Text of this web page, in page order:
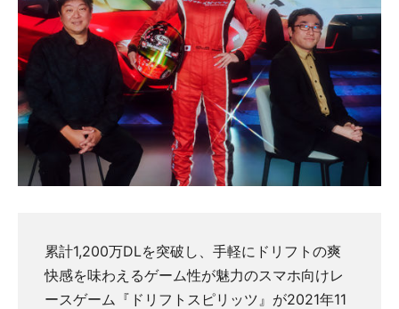
累計1,200万DLを突破し、手軽にドリフトの爽
快感を味わえるゲーム性が魅力のスマホ向けレ
ースゲーム『ドリフトスピリッツ』が2021年11